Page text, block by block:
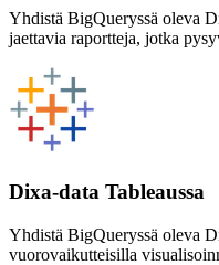
Yhdistä BigQueryssä oleva
jaettavia raportteja, jotka
Dixa-data Tableaussa
Yhdistä BigQueryssä oleva
vuorovaikutteisilla